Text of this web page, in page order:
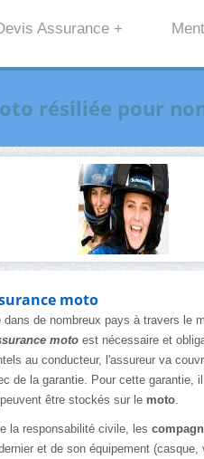
Assurance +
résiliée pour
moto
dans de nombreux pays à travers le
moto est nécessaire et
au conducteur, l'assureur va
de la garantie. Pour cette
être stockés sur le moto.
la responsabilité civile, les
et de son équipement